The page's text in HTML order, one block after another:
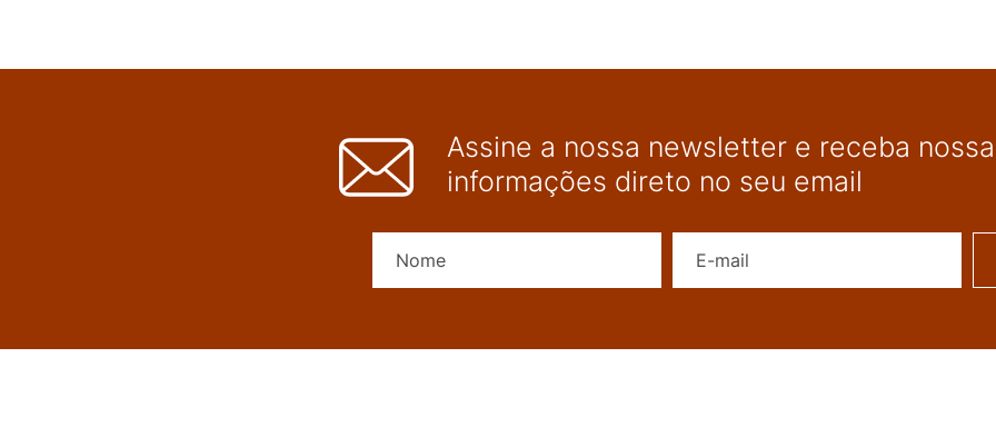
Assine a nossa newsletter e receba
informações direto no seu email